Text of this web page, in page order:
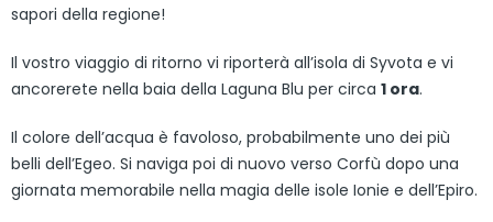
sapori della regione!
Il vostro viaggio di ritorno vi riporterà all’isola di Syvota e vi
ancorerete nella baia della Laguna Blu per circa 1 ora.
Il colore dell’acqua è favoloso, probabilmente uno dei più
belli dell’Egeo. Si naviga poi di nuovo verso Corfù dopo una
giornata memorabile nella magia delle isole Ionie e dell’Epiro.